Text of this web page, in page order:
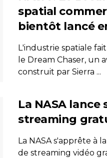
spatial
bientôt lancé
L'industrie spatiale
le Dream Chaser, un
construit par Sierra ...
La NASA
streaming
La NASA s'apprête à
de streaming vidéo